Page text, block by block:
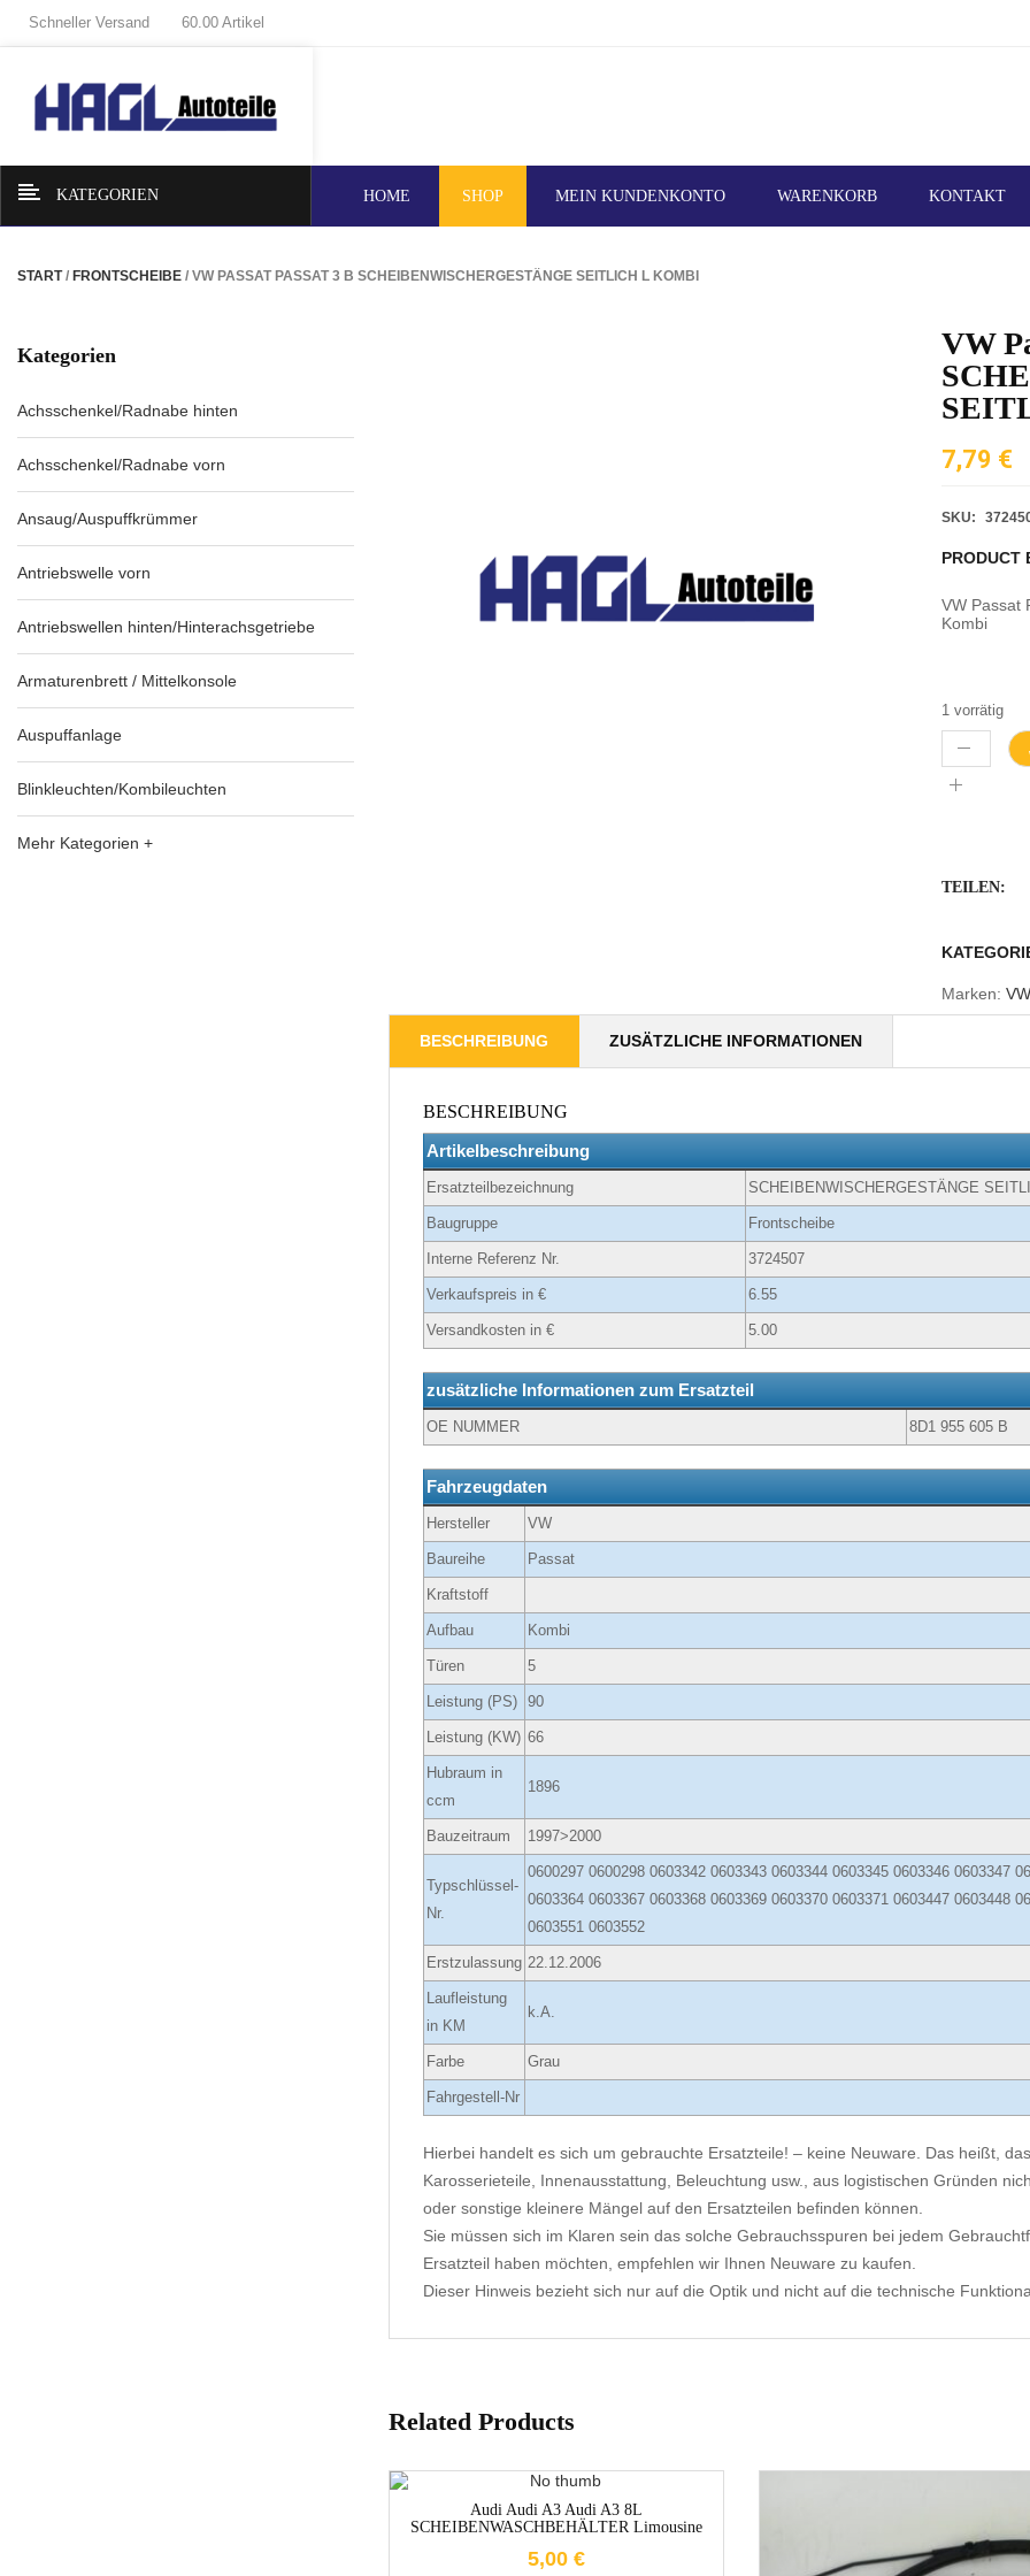
Schneller Versand 60.00 Artikel
KATEGORIEN HOME SHOP MEIN KUNDENKONTO WARENKORB KONTAKT
START/ FRONTSCHEIBE / VW PASSAT PASSAT 3 B SCHEIBENWISCHERGESTÄNGE SEITLICH L KOMBI
Kategorien
Achsschenkel/Radnabe hinten
Achsschenkel/Radnabe vorn
Ansaug/Auspuffkrümmer
Antriebswelle vorn
Antriebswellen hinten/Hinterachsgetriebe
Armaturenbrett / Mittelkonsole
Auspuffanlage
Blinkleuchten/Kombileuchten
Mehr Kategorien +
VW
7,79 €
SKU:
PRODUCT
VW Passat
Kombi
1 vorrätig
TEILEN:
Marken:
BESCHREIBUNG ZUSÄTZLICHE INFORMATIONEN
BESCHREIBUNG
Artikelbeschreibung
Ersatzteilbezeichnung SCHEIBENWISCHERGESTÄNGE
Baugruppe Frontscheibe
Interne Referenz Nr. 3724507
Verkaufspreis in € 6.55
Versandkosten in € 5.00
zusätzliche Informationen zum Ersatzteil
OE NUMMER 8D1 955 605 B
Fahrzeugdaten
Hersteller VW
Baureihe Passat
Kraftstoff
Aufbau Kombi
Türen 5
Leistung (PS) 90
Leistung (KW) 66
Hubraum in
ccm
1896
Bauzeitraum 1997>2000
Typschlüssel-
Nr.
0600297 0600298 0603342 0603343 0603344 0603345 0603346 0603347
0603364 0603367 0603368 0603369 0603370 0603371 0603447 0603448
0603551 0603552
Erstzulassung 22.12.2006
Laufleistung
in KM
k.A.
Farbe Grau
Fahrgestell-Nr
Hierbei handelt es sich um gebrauchte Ersatzteile! – keine Neuware. Das heißt,
Karosserieteile, Innenausstattung, Beleuchtung usw., aus logistischen Gründen
oder sonstige kleinere Mängel auf den Ersatzteilen befinden können.
Sie müssen sich im Klaren sein das solche Gebrauchsspuren bei jedem
Ersatzteil haben möchten, empfehlen wir Ihnen Neuware zu kaufen.
Dieser Hinweis bezieht sich nur auf die Optik und nicht auf die technische
Related Products
Audi Audi A3 Audi A3 8L
SCHEIBENWASCHBEHÄLTER Limousine
5,00 €
1-3 Werktage